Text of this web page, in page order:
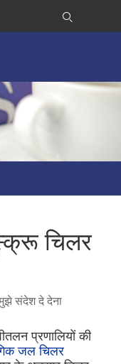
चिलर
संदेश दे देना
प्रणालियों की
जल चिलर